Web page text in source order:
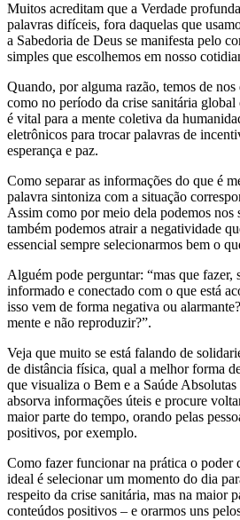
Muitos acreditam que a Verdade
palavras difíceis, fora daquelas que
a Sabedoria de Deus se manifesta pelo
simples que escolhemos em nosso
Quando, por alguma razão, temos de
como no período da crise sanitária
é vital para a mente coletiva da
eletrônicos para trocar palavras de
esperança e paz.
Como separar as informações do que é
palavra sintoniza com a situação
Assim como por meio dela podemos nos
também podemos atrair a negatividade
essencial sempre selecionarmos bem o
Alguém pode perguntar: “mas que fazer,
informado e conectado com o que está
isso vem de forma negativa ou
mente e não reproduzir?”.
Veja que muito se está falando de
de distância física, qual a melhor forma
que visualiza o Bem e a Saúde
absorva informações úteis e procure
maior parte do tempo, orando pelas
positivos, por exemplo.
Como fazer funcionar na prática o poder
ideal é selecionar um momento do dia
respeito da crise sanitária, mas na maior
conteúdos positivos – e orarmos uns